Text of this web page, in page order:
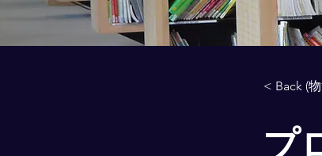
< Back (
プ